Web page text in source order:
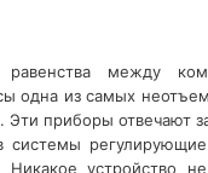
равенства между
одна из самых
приборы отвечают
системы
Никакое устройство